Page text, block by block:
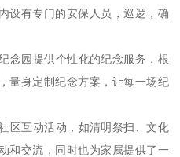
设有专门的安保人员，巡逻，确
念园提供个性化的纪念服务，根
量身定制纪念方案，让每一场纪
区互动活动，如清明祭扫、文化
和交流，同时也为家属提供了一